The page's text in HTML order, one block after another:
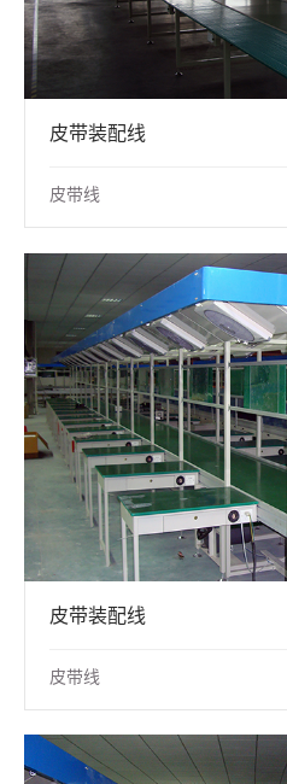
皮带装配线
皮带线
皮带装配线
皮带线